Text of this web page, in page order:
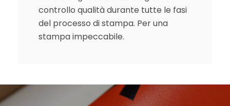
controllo qualità durante tutte le fasi
del processo di stampa. Per una
stampa impeccabile.